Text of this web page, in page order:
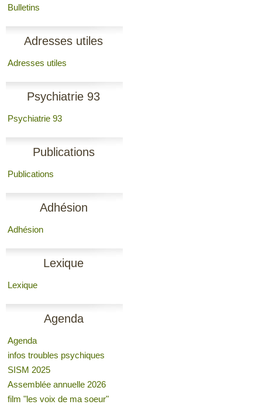
Bulletins
Adresses utiles
Adresses utiles
Psychiatrie 93
Psychiatrie 93
Publications
Publications
Adhésion
Adhésion
Lexique
Lexique
Agenda
Agenda
infos troubles psychiques
SISM 2025
Assemblée annuelle 2026
film "les voix de ma soeur"